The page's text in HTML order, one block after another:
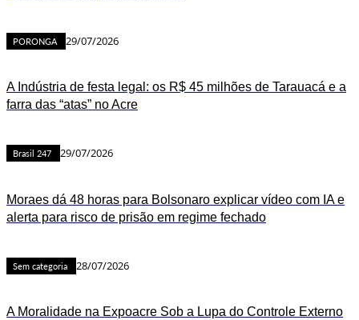
PORONGA 29/07/2026
A Indústria de festa legal: os R$ 45 milhões de Tarauacá e a
farra das “atas” no Acre
Brasil 247 29/07/2026
Moraes dá 48 horas para Bolsonaro explicar vídeo com IA e
alerta para risco de prisão em regime fechado
Sem categoria 28/07/2026
A Moralidade na Expoacre Sob a Lupa do Controle Externo